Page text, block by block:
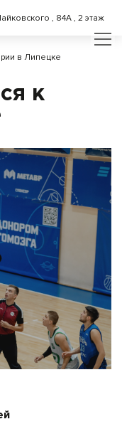
, 84А , 2 этаж
в Липецке
к